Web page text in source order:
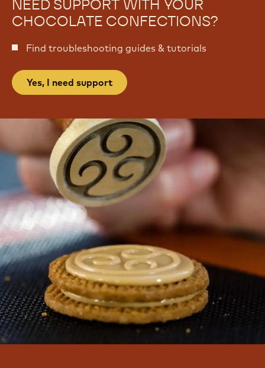
NEED SUPPORT WITH YOUR
CHOCOLATE CONFECTIONS?
Find troubleshooting guides & tutorials
Yes, I need support